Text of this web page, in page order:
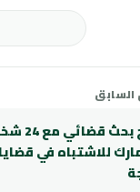
السابق
فتح
للاشتباه في